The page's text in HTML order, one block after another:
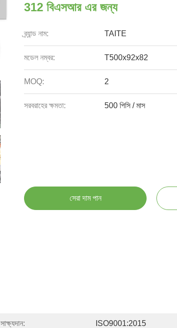
312 বিএসআর এর জন্য
ব্র্যান্ড নাম: TAITE
মডেল নম্বর: T500x92x82
MOQ: 2
সরবরাহের ক্ষমতা: 500 পিসি / মাস
সেরা দাম পান
সাক্ষ্যদান: ISO9001:2015